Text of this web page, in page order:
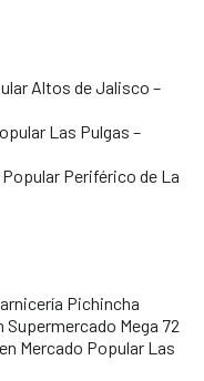
Altos de Jalisco –
Las Pulgas –
Periférico de La
Pichincha
Supermercado Mega 72
Mercado Popular Las